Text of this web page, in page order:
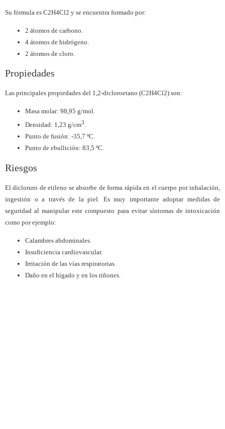
Su fórmula es C2H4Cl2 y se encuentra formado por:
2 átomos de carbono.
4 átomos de hidrógeno.
2 átomos de cloro.
Propiedades
Las principales propiedades del 1,2-dicloroetano (C2H4Cl2) son:
Masa molar: 98,95 g/mol.
Densidad: 1,23 g/cm3.
Punto de fusión: -35,7 ºC.
Punto de ebullición: 83,5 ºC.
Riesgos
El dicloruro de etileno se absorbe de forma rápida en el cuerpo por inhalación,
ingestión o a través de la piel. Es muy importante adoptar medidas de
seguridad al manipular este compuesto para evitar síntomas de intoxicación
como por ejemplo:
Calambres abdominales.
Insuficiencia cardiovascular.
Irritación de las vías respiratorias.
Daño en el hígado y en los riñones.